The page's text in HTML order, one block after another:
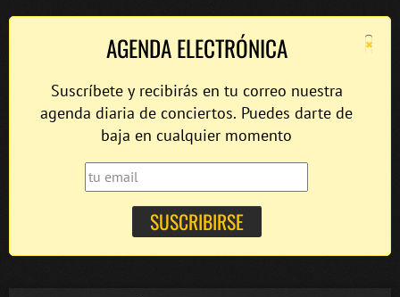
×
AGENDA ELECTRÓNICA
Suscríbete y recibirás en tu correo nuestra
agenda diaria de conciertos. Puedes darte de
baja en cualquier momento